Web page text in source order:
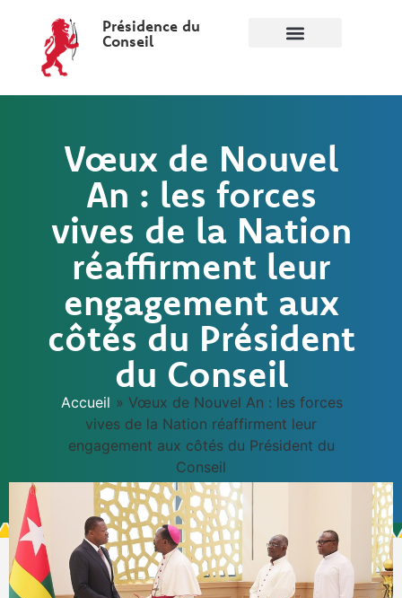
Présidence du
Conseil
Vœux de Nouvel
An : les forces
vives de la Nation
réaffirment leur
engagement aux
côtés du Président
du Conseil
Accueil » Vœux de Nouvel An : les forces
vives de la Nation réaffirment leur
engagement aux côtés du Président du
Conseil